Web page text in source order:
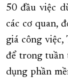
50 đầu việc
các cơ quan,
giá công
để trong tuần
dụng phần